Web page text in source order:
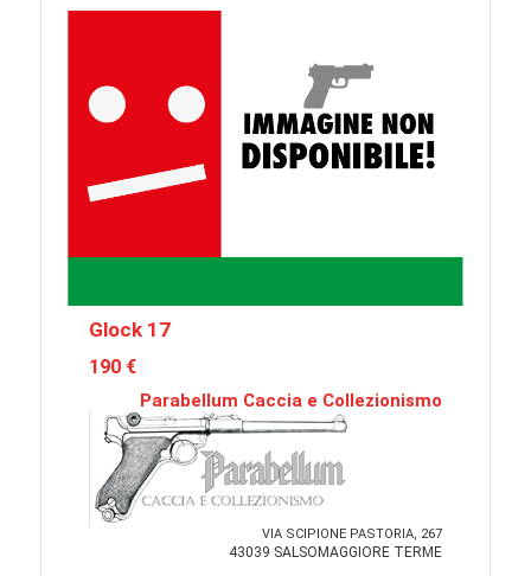
Glock 17
190 €
Parabellum Caccia e Collezionismo
VIA SCIPIONE PASTORIA, 267
43039 SALSOMAGGIORE TERME